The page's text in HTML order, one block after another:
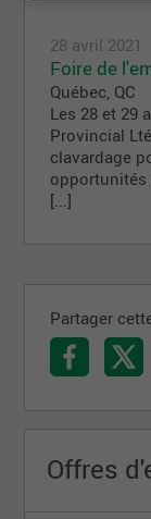
28 avril 2021
Foire de
Québec, QC
Les 28 et 29
Provincial
clavardage
opportunités
[...]
Partager
Offres